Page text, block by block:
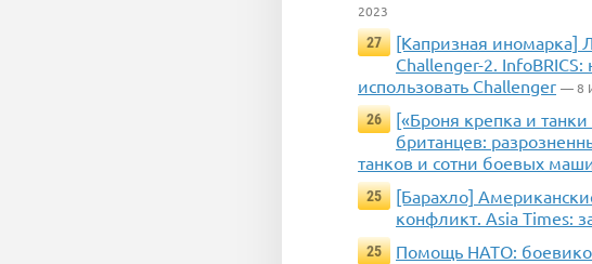
2023
27
[Капризная иномарка]
Challenger-2.
использовать Challenger — 8
26
[«Броня крепка и
британцев:
танков и сотни боевых
25
[Барахло]
конфликт. Asia Times:
25
Помощь НАТО: